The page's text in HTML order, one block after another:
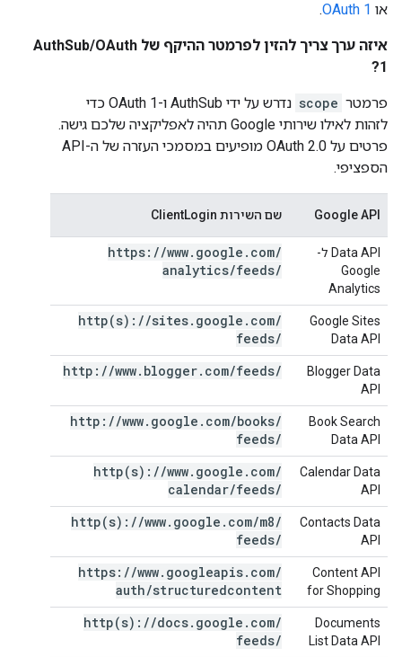
או OAuth 1
.
איזה ערך צריך להזין לפרמטר ההיקף של AuthSub/OAuth
1?
פרמטר scope
נדרש על ידי AuthSub ו-OAuth 1 כדי
לזהות לאילו שירותי Google תהיה לאפליקציה שלכם גישה.
פרטים על OAuth 2.0 מופיעים במסמכי העזרה של ה-API
הספציפי.
Google API שם השירות ClientLogin
Data API ל-
Google
Analytics
https: //www. google . com/
analytics/feeds/
Google Sites
Data API
http(s): //sites. google . com/
feeds/
Blogger Data
API
http: //www. blogger. com/feeds/
Book Search
Data API
http: //www. google . com/books/
feeds/
Calendar Data
API
http(s): //www. google . com/
calendar/feeds/
Contacts Data
API
http(s): //www. google . com/m8/
feeds/
Content API
for Shopping
https: //www. googleapis. com/
auth/structuredcontent
Documents
List Data API
http(s): //docs. google . com/
feeds/